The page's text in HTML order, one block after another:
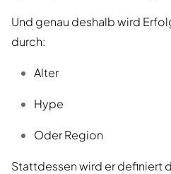
Und genau deshalb wird
durch:
Alter
Hype
Oder Region
Stattdessen wird er definiert